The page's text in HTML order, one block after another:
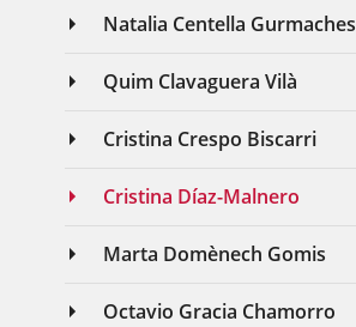
Natalia Centella Gurmaches
Quim Clavaguera Vilà
Cristina Crespo Biscarri
Cristina Díaz-Malnero
Marta Domènech Gomis
Octavio Gracia Chamorro